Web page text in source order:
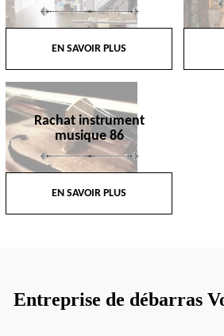
EN SAVOIR PLUS
Rachat instrument
musique 86
EN SAVOIR PLUS
Entreprise de débarras